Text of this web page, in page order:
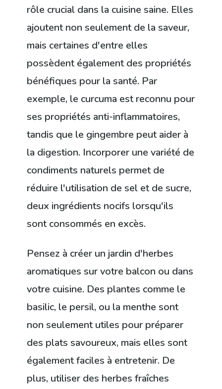
rôle crucial dans la cuisine saine. Elles
ajoutent non seulement de la saveur,
mais certaines d'entre elles
possèdent également des propriétés
bénéfiques pour la santé. Par
exemple, le curcuma est reconnu pour
ses propriétés anti-inflammatoires,
tandis que le gingembre peut aider à
la digestion. Incorporer une variété de
condiments naturels permet de
réduire l'utilisation de sel et de sucre,
deux ingrédients nocifs lorsqu'ils
sont consommés en excès.
Pensez à créer un jardin d'herbes
aromatiques sur votre balcon ou dans
votre cuisine. Des plantes comme le
basilic, le persil, ou la menthe sont
non seulement utiles pour préparer
des plats savoureux, mais elles sont
également faciles à entretenir. De
plus, utiliser des herbes fraîches